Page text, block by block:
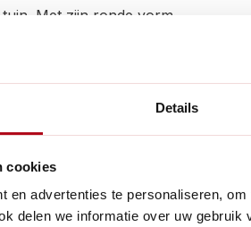
Details
cookies
en advertenties te personaliseren,
delen we informatie over uw
Met zijn ronde vorm
aan je
is deze gieter duurzaam
van 32 cm en een
5 liter, waardoor je
heen en weer te
zowel een zachte als